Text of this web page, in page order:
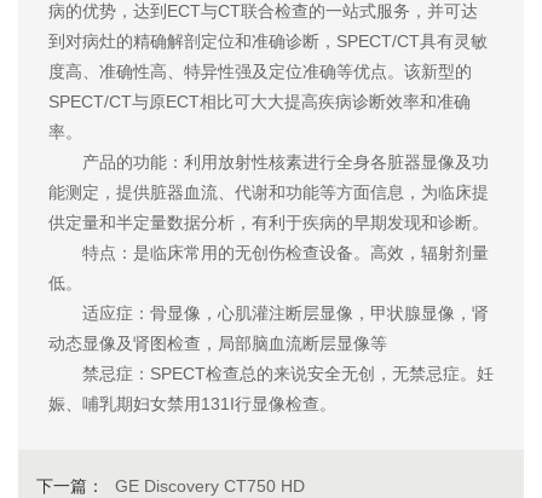
病的优势，达到ECT与CT联合检查的一站式服务，并可达
到对病灶的精确解剖定位和准确诊断，SPECT/CT具有灵敏
度高、准确性高、特异性强及定位准确等优点。该新型的
SPECT/CT与原ECT相比可大大提高疾病诊断效率和准确
率。
产品的功能：利用放射性核素进行全身各脏器显像及功
能测定，提供脏器血流、代谢和功能等方面信息，为临床提
供定量和半定量数据分析，有利于疾病的早期发现和诊断。
特点：是临床常用的无创伤检查设备。高效，辐射剂量
低。
适应症：骨显像，心肌灌注断层显像，甲状腺显像，肾
动态显像及肾图检查，局部脑血流断层显像等
禁忌症：SPECT检查总的来说安全无创，无禁忌症。妊
娠、哺乳期妇女禁用131I行显像检查。
下一篇： GE Discovery CT750 HD